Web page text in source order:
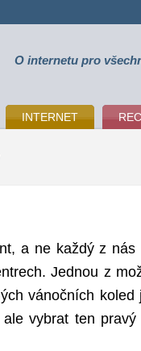
O internetu pro
INTERNET
a ne každý z nás
Jednou z
vánočních
vybrat ten